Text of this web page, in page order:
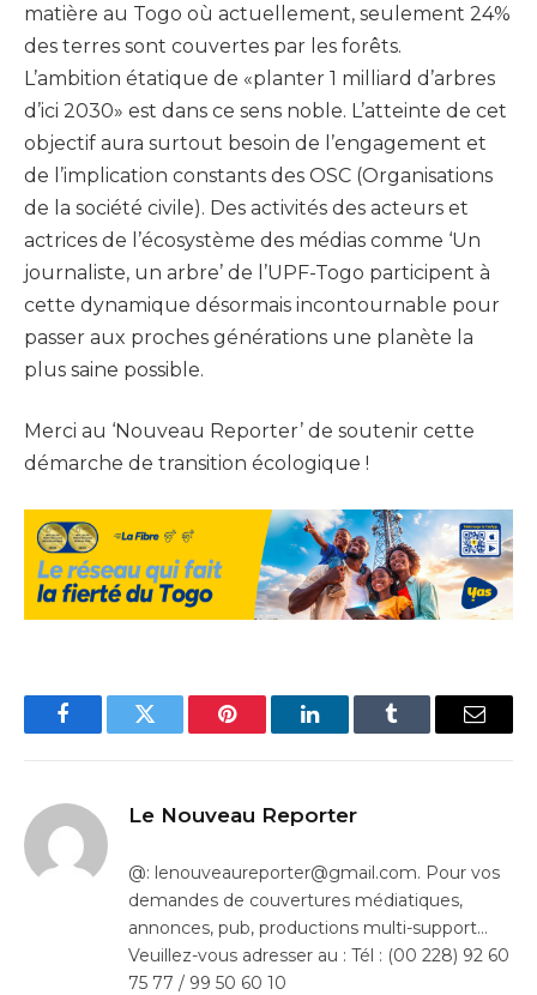
matière au Togo où actuellement, seulement 24%
des terres sont couvertes par les forêts.
L’ambition étatique de «planter 1 milliard d’arbres
d’ici 2030» est dans ce sens noble. L’atteinte de cet
objectif aura surtout besoin de l’engagement et
de l’implication constants des OSC (Organisations
de la société civile). Des activités des acteurs et
actrices de l’écosystème des médias comme ‘Un
journaliste, un arbre’ de l’UPF-Togo participent à
cette dynamique désormais incontournable pour
passer aux proches générations une planète la
plus saine possible.
Merci au ‘Nouveau Reporter’ de soutenir cette
démarche de transition écologique !
FacebookTwitter Pinterest LinkedInTumblr Email
Le Nouveau Reporter
@: lenouveaureporter@gmail.com. Pour vos
demandes de couvertures médiatiques,
annonces, pub, productions multi-support…
Veuillez-vous adresser au : Tél : (00 228) 92 60
75 77 / 99 50 60 10